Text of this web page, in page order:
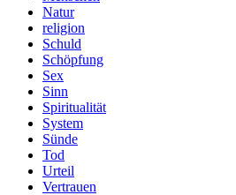
Natur
religion
Schuld
Schöpfung
Sex
Sinn
Spiritualität
System
Sünde
Tod
Urteil
Vertrauen